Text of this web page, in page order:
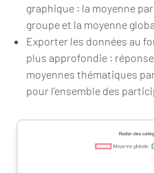
graphique : la moyenne
groupe et la moyenne
Exporter les données au
plus approfondie :
moyennes thématiques
pour l’ensemble des